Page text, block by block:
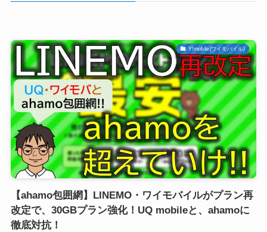
Y!mobile(ワイモバイル)
【ahamo包囲網】LINEMO・ワイモバイルがプラン再
改定で、30GBプラン強化！UQ mobileと、ahamoに
徹底対抗！